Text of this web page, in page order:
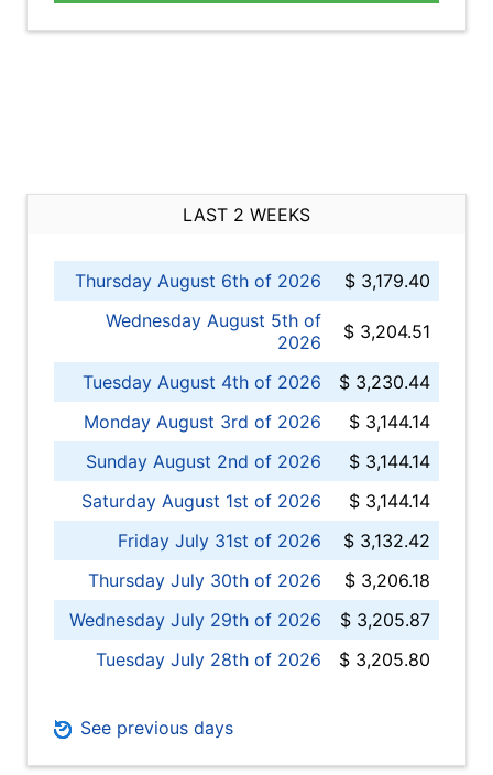
LAST 2 WEEKS
Thursday August 6th of 2026
$ 3,179.40
Wednesday August 5th of
2026
$ 3,204.51
Tuesday August 4th of 2026
$ 3,230.44
Monday August 3rd of 2026
$ 3,144.14
Sunday August 2nd of 2026
$ 3,144.14
Saturday August 1st of 2026
$ 3,144.14
Friday July 31st of 2026
$ 3,132.42
Thursday July 30th of 2026
$ 3,206.18
Wednesday July 29th of 2026
$ 3,205.87
Tuesday July 28th of 2026
$ 3,205.80
See previous days